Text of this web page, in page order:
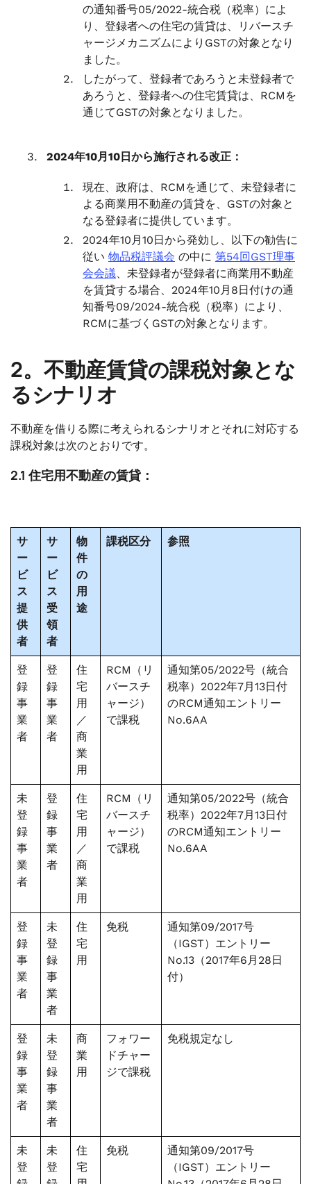
の通知番号05/2022-統合税（税率）によ
り、登録者への住宅の賃貸は、リバースチ
ャージメカニズムによりGSTの対象となり
ました。
したがって、登録者であろうと未登録者で
あろうと、登録者への住宅賃貸は、RCMを
通じてGSTの対象となりました。
2024年10月10日から施行される改正：
現在、政府は、RCMを通じて、未登録者に
よる商業用不動産の賃貸を、GSTの対象と
なる登録者に提供しています。
2024年10月10日から発効し、以下の勧告に
従い 物品税評議会 の中に 第54回GST理事
会会議、未登録者が登録者に商業用不動産
を賃貸する場合、2024年10月8日付けの通
知番号09/2024-統合税（税率）により、
RCMに基づくGSTの対象となります。
2。不動産賃貸の課税対象とな
るシナリオ
不動産を借りる際に考えられるシナリオとそれに対応する
課税対象は次のとおりです。
2.1 住宅用不動産の賃貸：
サ
ー
ビ
ス
提
供
者
サ
ー
ビ
ス
受
領
者
物
件
の
用
途
課税区分 参照
登
録
事
業
者
登
録
事
業
者
住
宅
用
／
商
業
用
RCM（リ
バースチ
ャージ）
で課税
通知第05/2022号（統合
税率）2022年7月13日付
のRCM通知エントリー
No.6AA
未
登
録
事
業
者
登
録
事
業
者
住
宅
用
／
商
業
用
RCM（リ
バースチ
ャージ）
で課税
通知第05/2022号（統合
税率）2022年7月13日付
のRCM通知エントリー
No.6AA
登
録
事
業
者
未
登
録
事
業
者
住
宅
用
免税
通知第09/2017号
（IGST）エントリー
No.13（2017年6月28日
付）
登
録
事
業
者
未
登
録
事
業
者
商
業
用
フォワー
ドチャー
ジで課税
免税規定なし
未
登
未
登
住
宅
免税
通知第09/2017号
（IGST）エントリー